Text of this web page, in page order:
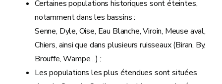
Certaines populations historiques sont éteintes,
notamment dans les bassins :
Senne, Dyle, Oise, Eau Blanche, Viroin, Meuse aval,
Chiers, ainsi que dans plusieurs ruisseaux (Biran, By,
Brouffe, Wampe…) ;
Les populations les plus étendues sont situées